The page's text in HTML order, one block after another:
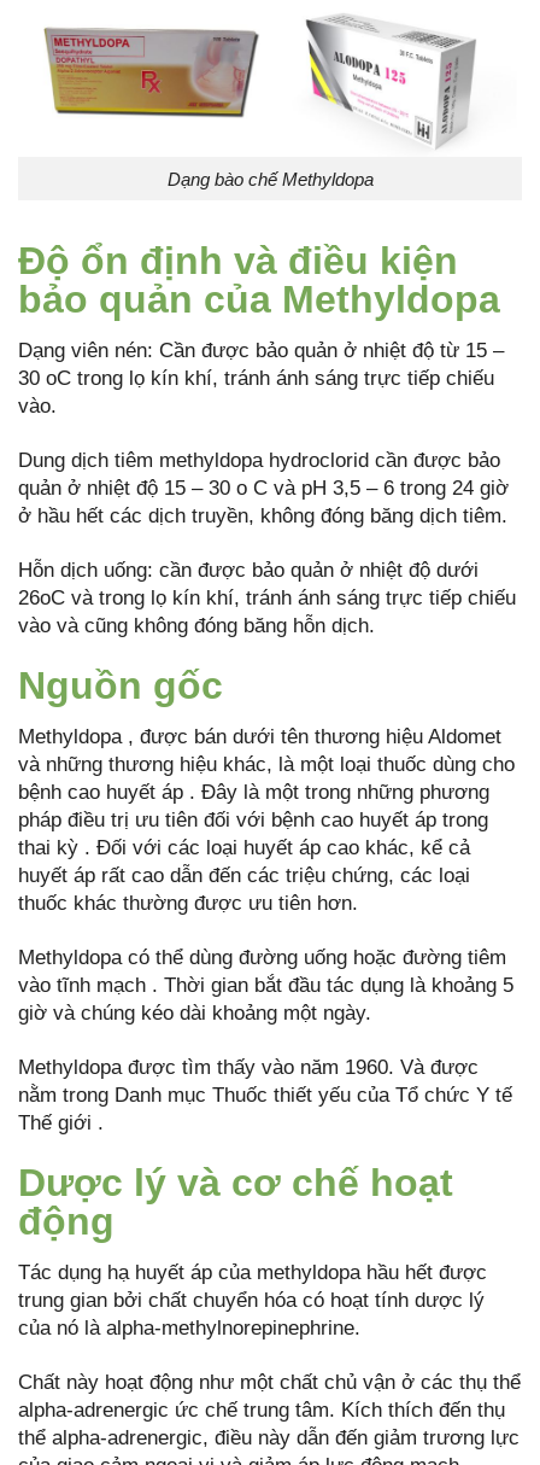
Dạng bào chế Methyldopa
Độ ổn định và điều kiện
bảo quản của Methyldopa
Dạng viên nén: Cần được bảo quản ở nhiệt độ từ 15 –
30 oC trong lọ kín khí, tránh ánh sáng trực tiếp chiếu
vào.
Dung dịch tiêm methyldopa hydroclorid cần được bảo
quản ở nhiệt độ 15 – 30 o C và pH 3,5 – 6 trong 24 giờ
ở hầu hết các dịch truyền, không đóng băng dịch tiêm.
Hỗn dịch uống: cần được bảo quản ở nhiệt độ dưới
26oC và trong lọ kín khí, tránh ánh sáng trực tiếp chiếu
vào và cũng không đóng băng hỗn dịch.
Nguồn gốc
Methyldopa , được bán dưới tên thương hiệu Aldomet
và những thương hiệu khác, là một loại thuốc dùng cho
bệnh cao huyết áp . Đây là một trong những phương
pháp điều trị ưu tiên đối với bệnh cao huyết áp trong
thai kỳ . Đối với các loại huyết áp cao khác, kể cả
huyết áp rất cao dẫn đến các triệu chứng, các loại
thuốc khác thường được ưu tiên hơn.
Methyldopa có thể dùng đường uống hoặc đường tiêm
vào tĩnh mạch . Thời gian bắt đầu tác dụng là khoảng 5
giờ và chúng kéo dài khoảng một ngày.
Methyldopa được tìm thấy vào năm 1960. Và được
nằm trong Danh mục Thuốc thiết yếu của Tổ chức Y tế
Thế giới .
Dược lý và cơ chế hoạt
động
Tác dụng hạ huyết áp của methyldopa hầu hết được
trung gian bởi chất chuyển hóa có hoạt tính dược lý
của nó là alpha-methylnorepinephrine.
Chất này hoạt động như một chất chủ vận ở các thụ thể
alpha-adrenergic ức chế trung tâm. Kích thích đến thụ
thể alpha-adrenergic, điều này dẫn đến giảm trương lực